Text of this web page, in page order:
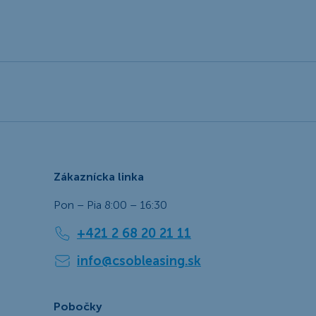
Zákaznícka linka
Pon – Pia 8:00 – 16:30
+421 2 68 20 21 11
info@csobleasing.sk
Pobočky